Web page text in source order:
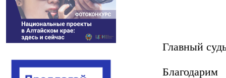
Главный